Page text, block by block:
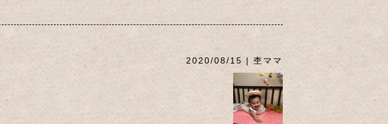
2020/08/15 | 杢ママ